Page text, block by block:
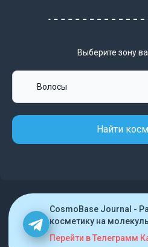
Выберите зону
Найти
CosmoBase Journal -
косметику на
Перейти в Телеграмм